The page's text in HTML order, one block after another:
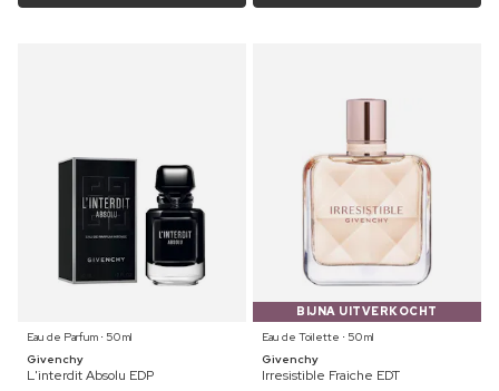
Eau de Parfum ⋅ 50 ml
Givenchy
L'interdit Absolu EDP
BIJNA UITVERKOCHT
Eau de Toilette ⋅ 50 ml
Givenchy
Irresistible Fraiche EDT